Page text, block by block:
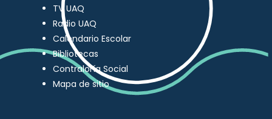
TV UAQ
Radio UAQ
Calendario Escolar
Bibliotecas
Contraloría Social
Mapa de sitio